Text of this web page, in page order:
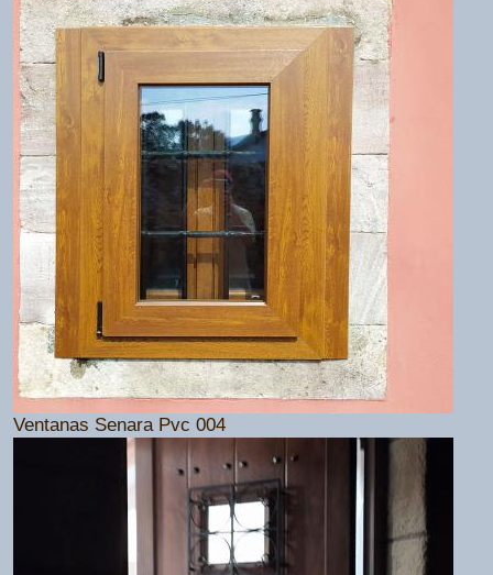
Ventanas Senara Pvc 004